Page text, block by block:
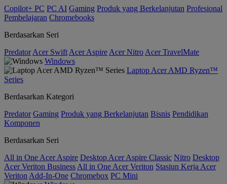
Copilot+ PC PC AI Gaming Produk yang Berkelanjutan Profesional
Pembelajaran Chromebooks
Berdasarkan Seri
Predator Acer Swift Acer Aspire Acer Nitro Acer TravelMate
Windows
Laptop Acer AMD Ryzen™
Series
Berdasarkan Kategori
Predator Gaming Produk yang Berkelanjutan Bisnis Pendidikan
Komponen
Berdasarkan Seri
All in One Acer Aspire Desktop Acer Aspire Classic Nitro Desktop
Acer Veriton Business All in One Acer Veriton Stasiun Kerja Acer
Veriton Add-In-One Chromebox PC Mini